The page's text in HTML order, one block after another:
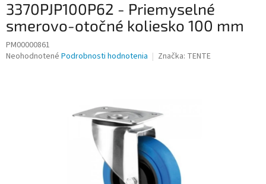
3370PJP100P62 - Priemyselné
smerovo-otočné koliesko 100 mm
PM00000861
Priemerné
Neohodnotené Podrobnosti hodnotenia Značka: TENTE